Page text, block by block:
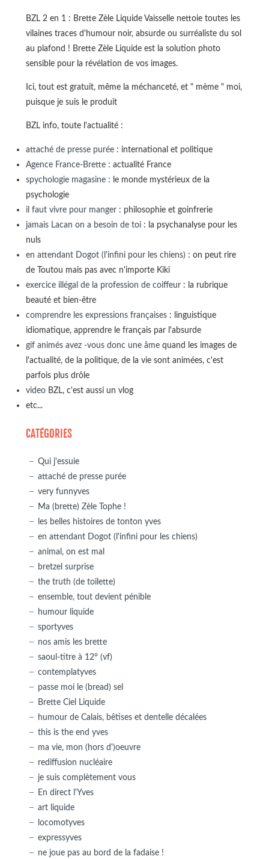
BZL 2 en 1 : Brette Zèle Liquide Vaisselle nettoie toutes les
vilaines traces d'humour noir, absurde ou surréaliste du sol
au plafond ! Brette Zèle Liquide est la solution photo
sensible pour la révélation de vos images.
Ici, tout est gratuit, même la méchanceté, et " mème " moi,
puisque je suis le produit
BZL info, toute l'actualité :
attaché de presse purée: international et politique
Agence France-Brette: actualité France
spychologie magasine: le monde mystérieux de la
psychologie
il faut vivre pour manger: philosophie et goinfrerie
jamais Lacan on a besoin de toi: la psychanalyse pour les
nuls
en attendant Dogot (l'infini pour les chiens): on peut rire
de Toutou mais pas avec n'importe Kiki
exercice illégal de la profession de coiffeur: la rubrique
beauté et bien-être
comprendre les expressions françaises: linguistique
idiomatique, apprendre le français par l'absurde
gif animés avez -vous donc une âmequand les images de
l'actualité, de la politique, de la vie sont animées, c'est
parfois plus drôle
videoBZL, c'est aussi un vlog
etc...
CATÉGORIES
Qui j'essuie
attaché de presse purée
very funnyves
Ma (brette) Zèle Tophe !
les belles histoires de tonton yves
en attendant Dogot (l'infini pour les chiens)
animal, on est mal
bretzel surprise
the truth (de toilette)
ensemble, tout devient pénible
humour liquide
sportyves
nos amis les brette
saoul-titre à 12° (vf)
contemplatyves
passe moi le (bread) sel
Brette Ciel Liquide
humour de Calais, bêtises et dentelle décalées
this is the end yves
ma vie, mon (hors d')oeuvre
rediffusion nucléaire
je suis complètement vous
En direct l'Yves
art liquide
locomotyves
expressyves
ne joue pas au bord de la fadaise !